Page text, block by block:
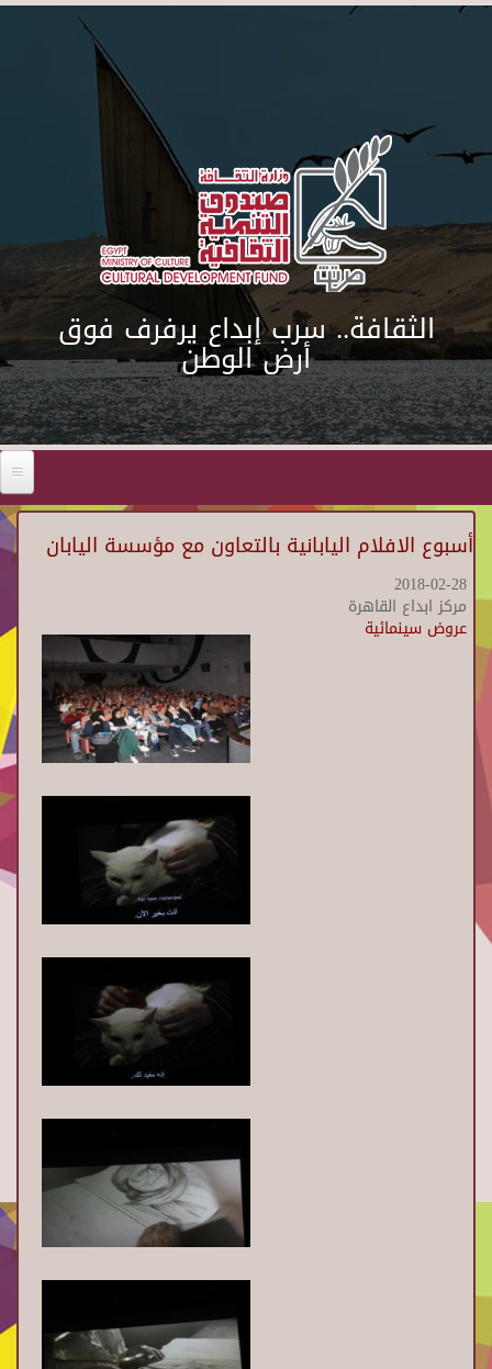
Skip to main content
الثقافة.. سرب إبداع يرفرف فوق
أرض الوطن
أسبوع الافلام اليابانية بالتعاون مع مؤسسة اليابان
2018-02-28
مركز ابداع القاهرة
عروض سينمائية